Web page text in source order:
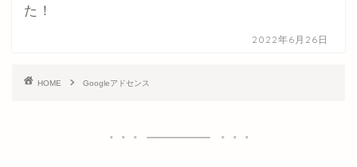
た！
2022年6月26日
HOME Googleアドセンス